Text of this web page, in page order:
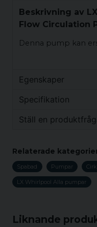
Liknande
Beskrivning av
Flow Circulation
Denna pump kan
Egenskaper
Vikt
Specifikation
Vikt
Ställ en
Fråga oss något
Relaterade
Spabad Pumpar
LX Whirlpool Alla pumpar